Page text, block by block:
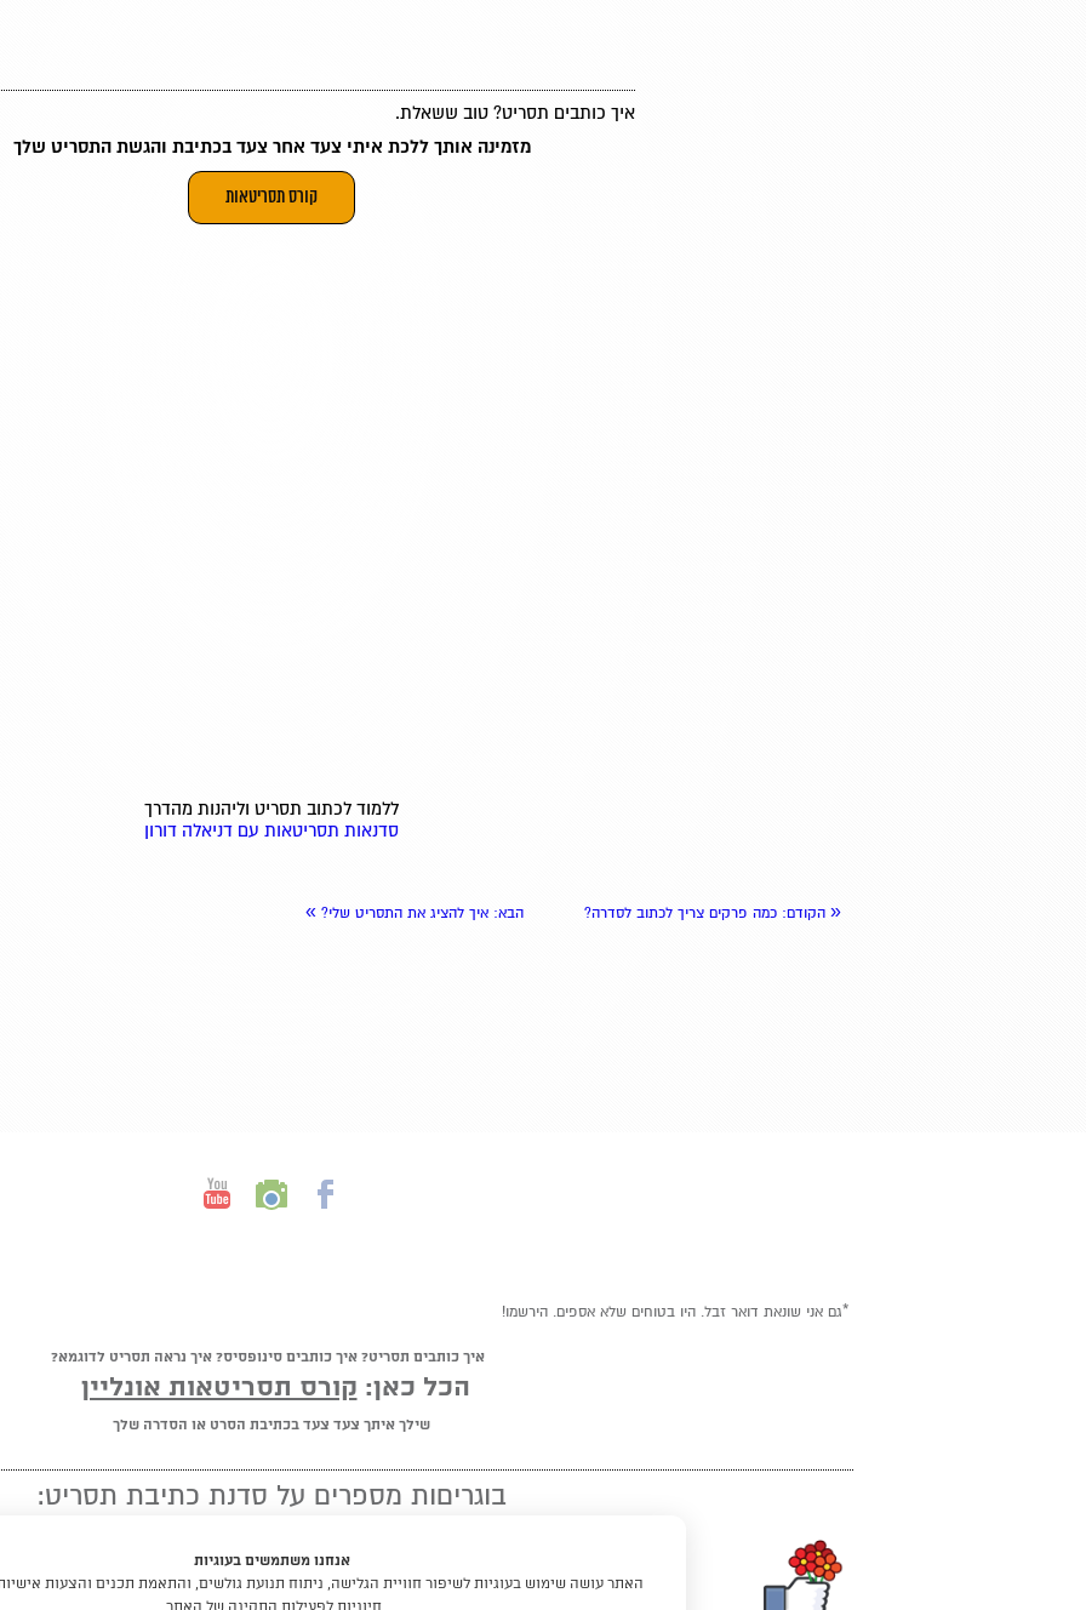
איך כותבים תסריט? טוב ששאלת.
מזמינה אותך ללכת איתי צעד אחר צעד בכתיבת והגשת התסריט שלך
קורס תסריטאות
ללמוד לכתוב תסריט וליהנות מהדרך
סדנאות תסריטאות עם דניאלה דורון
« הקודם: כמה פרקים צריך לכתוב לסדרה? הבא: איך להציג את התסריט שלי? »
*גם אני שונאת דואר זבל. היו בטוחים שלא אספים. הירשמו!
איך כותבים תסריט? איך כותבים סינופסיס? איך נראה תסריט לדוגמא?
הכל כאן: קורס תסריטאות אונליין
שילך איתך צעד צעד בכתיבת הסרט או הסדרה שלך
בוגריםות מספרים על סדנת כתיבת תסריט:
"מומלץ לכל מי שיש לו חלום לכתוב
אנחנו משתמשים בעוגיות
האתר עושה שימוש בעוגיות לשיפור חוויית הגלישה, ניתוח תנועת גולשים, והתאמת תכנים והצעות